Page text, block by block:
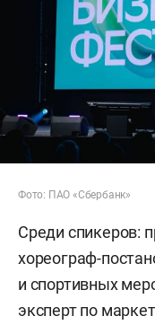
Фото: ПАО «Сбербанк»
Среди спикеров:
хореограф-
и спортивных
эксперт по